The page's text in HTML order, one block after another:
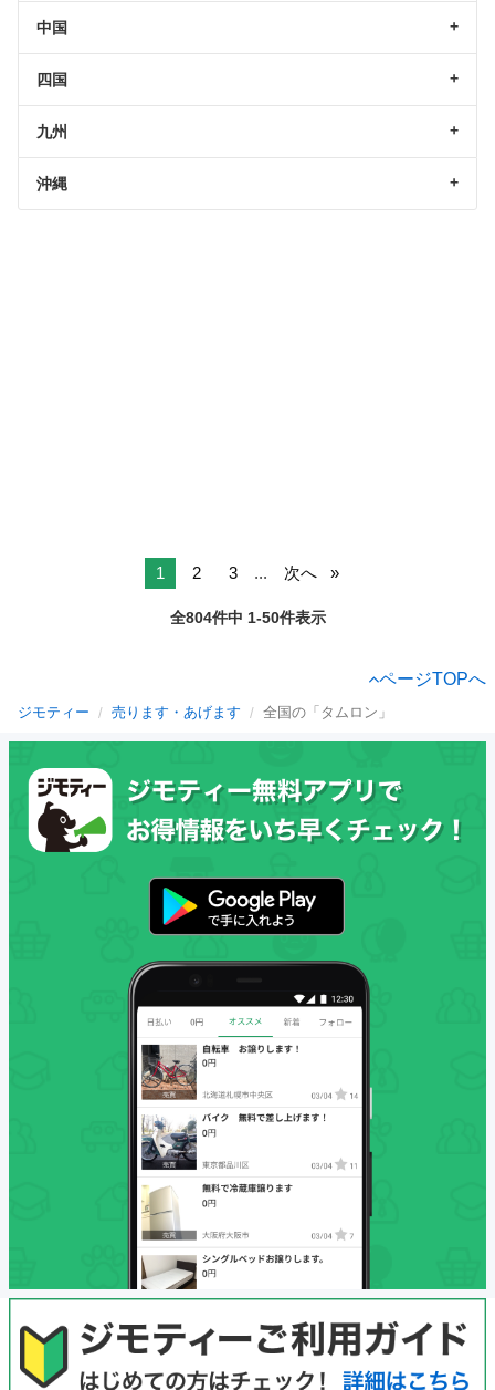
中国
四国
九州
沖縄
1 2 3 ... 次へ
全804件中 1-50件表示
ページTOPへ
ジモティー 売ります・あげます 全国の「タムロン」